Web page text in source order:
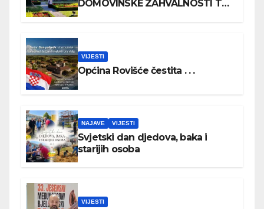
DOMOVINSKE ZAHVALNOSTI TE
VIJESTI
Općina Rovišće čestita . . .
NAJAVE VIJESTI
Svjetski dan djedova, baka i
starijih osoba
VIJESTI